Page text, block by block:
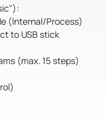
(Internal/Process)
to USB stick
(max. 15 steps)